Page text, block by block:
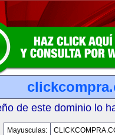
de este dominio lo
Mayusculas: